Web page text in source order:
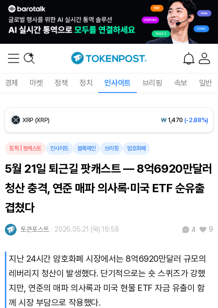
경제 마켓 정책 정치 인사이트 브리핑 속보 일반
Ethereum (ETH) ₩2,710,211(-0.05%)
XRP (XRP) ₩ 1,470 (-2.88%)
Solana (SOL)
TRON (TRX) ₩464.7(-0.29%)
Hyperliquid (HYPE) ₩ 79,666 (-1.38%)
토픽 팟캐스트 인사이트 블록체인 브리핑 암호화폐
5월 21일 퇴근길 팟캐스트 — 8억6920만달러
청산 충격, 연준 매파 의사록·미국 ETF 순유출
겹쳤다
토큰포스트 2026.05.21 (목) 16:58 4 9
지난 24시간 암호화폐 시장에서는 8억6920만달러 규모의
레버리지 청산이 발생했다. 단기적으로는 숏 스퀴즈가 강했
지만, 연준의 매파 의사록과 미국 현물 ETF 자금 유출이 함
께 시장 부담으로 작용했다.